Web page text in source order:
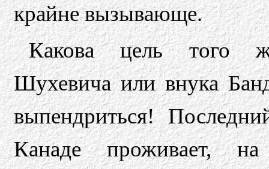
крайне вызывающе.
Какова цель того
Шухевича или внука
выпендриться!
Канаде проживает,